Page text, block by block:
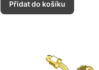
Přidat do košíku